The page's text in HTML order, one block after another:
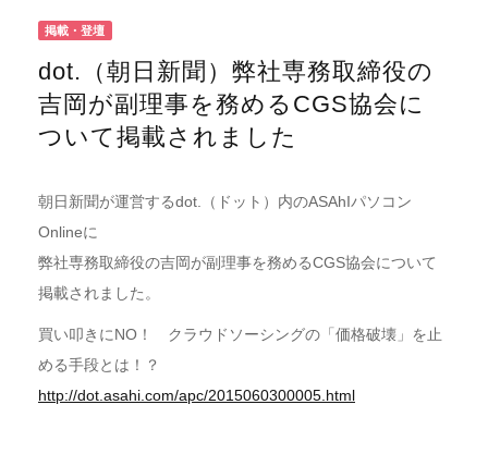
掲載・登壇
dot.（朝日新聞）弊社専務取締役の
吉岡が副理事を務めるCGS協会に
ついて掲載されました
朝日新聞が運営するdot.（ドット）内のASAhIパソコン
Onlineに
弊社専務取締役の吉岡が副理事を務めるCGS協会について
掲載されました。
買い叩きにNO！ クラウドソーシングの「価格破壊」を止
める手段とは！？
http://dot.asahi.com/apc/2015060300005.html